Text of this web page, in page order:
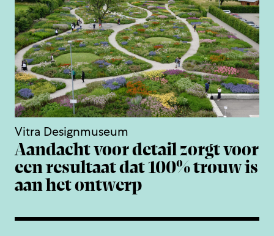
Vitra Designmuseum
Aandacht voor detail zorgt voor
een resultaat dat 100% trouw is
aan het ontwerp